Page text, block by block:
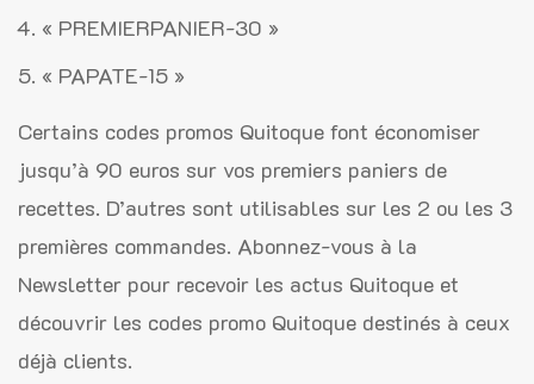
« PREMIERPANIER-30 »
« PAPATE-15 »
Certains codes promos Quitoque font économiser
jusqu’à 90 euros sur vos premiers paniers de
recettes. D’autres sont utilisables sur les 2 ou les 3
premières commandes. Abonnez-vous à la
Newsletter pour recevoir les actus Quitoque et
découvrir les codes promo Quitoque destinés à ceux
déjà clients.